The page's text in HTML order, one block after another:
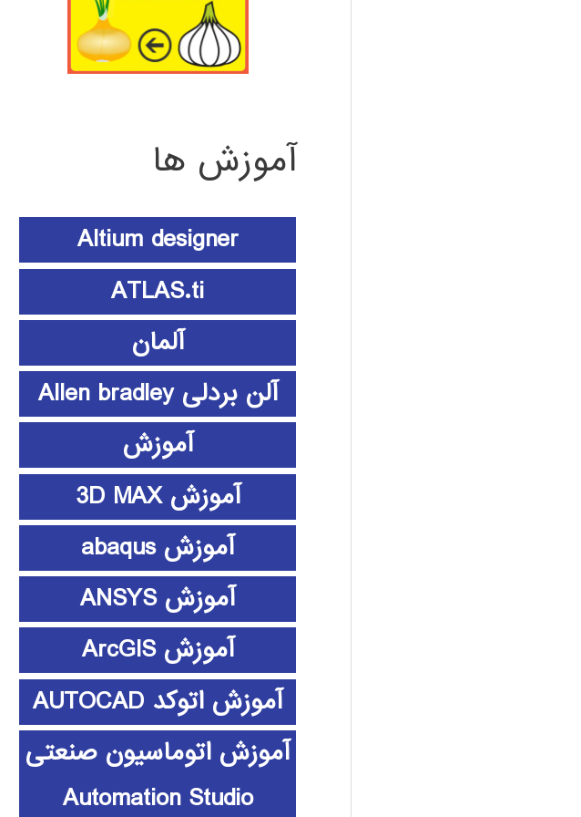
آموزش ها
Altium designer
ATLAS.ti
آلمان
آلن بردلی Allen bradley
آموزش
آموزش 3D MAX
آموزش abaqus
آموزش ANSYS
آموزش ArcGIS
آموزش اتوکد AUTOCAD
آموزش اتوماسیون صنعتی
Automation Studio